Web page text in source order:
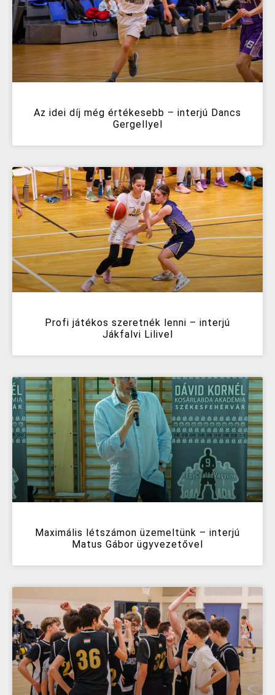
Az idei díj még értékesebb – interjú Dancs
Gergellyel
Profi játékos szeretnék lenni – interjú
Jákfalvi Lilivel
Maximális létszámon üzemeltünk – interjú
Matus Gábor ügyvezetővel